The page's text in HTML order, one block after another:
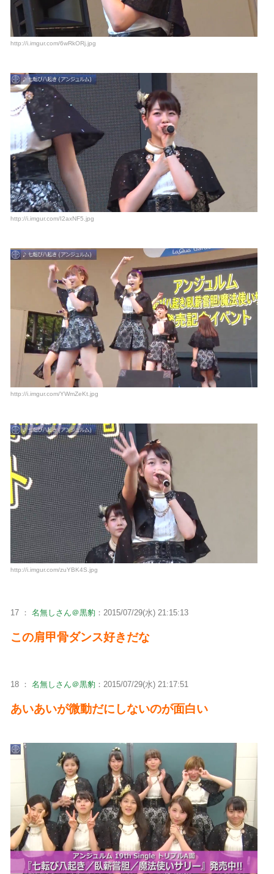
http://i.imgur.com/6wRkORj.jpg
http://i.imgur.com/I2axNF5.jpg
http://i.imgur.com/YWmZeKt.jpg
http://i.imgur.com/zuYBK4S.jpg
17 ： 名無しさん＠黒豹 ：2015/07/29(水) 21:15:13
この肩甲骨ダンス好きだな
18 ： 名無しさん＠黒豹 ：2015/07/29(水) 21:17:51
あいあいが微動だにしないのが面白い